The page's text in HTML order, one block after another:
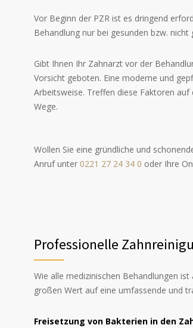
Vor Beginn der PZR ist es dringend
Behandlung nur bei gesunden bzw.
Gibt Ihnen Ihr Zahnarzt vor der
Vorsicht geboten. Eine moderne und
Arbeitsweise. Treffen diese Faktoren
Wege.
Wollen Sie eine gründliche und
Anruf unter 0221 27 24 34 0 oder Ihre
Professionelle
Wie alle medizinischen Behandlungen
großen Wert auf eine umfassende und
Freisetzung von Bakterien in den